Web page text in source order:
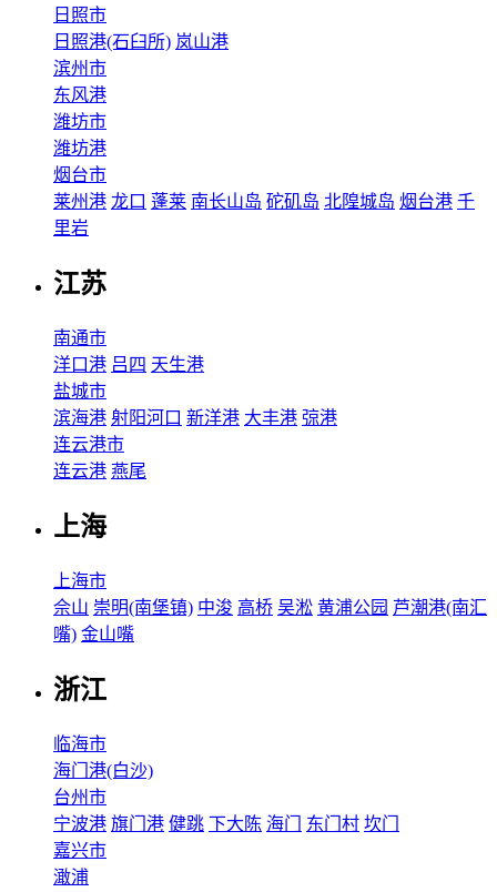
日照市
日照港(石臼所) 岚山港
滨州市
东风港
潍坊市
潍坊港
烟台市
莱州港 龙口 蓬莱 南长山岛 砣矶岛 北隍城岛 烟台港 千
里岩
江苏
南通市
洋口港 吕四 天生港
盐城市
滨海港 射阳河口 新洋港 大丰港 弶港
连云港市
连云港 燕尾
上海
上海市
佘山 崇明(南堡镇) 中浚 高桥 吴淞 黄浦公园 芦潮港(南汇
嘴) 金山嘴
浙江
临海市
海门港(白沙)
台州市
宁波港 旗门港 健跳 下大陈 海门 东门村 坎门
嘉兴市
澉浦